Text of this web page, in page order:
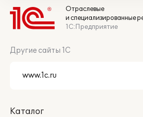
Отраслевые
и специализированные
1С:Предприятие
Другие сайты 1С
Каталог